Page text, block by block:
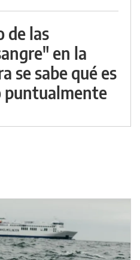
de las
en la
se sabe qué es
puntualmente